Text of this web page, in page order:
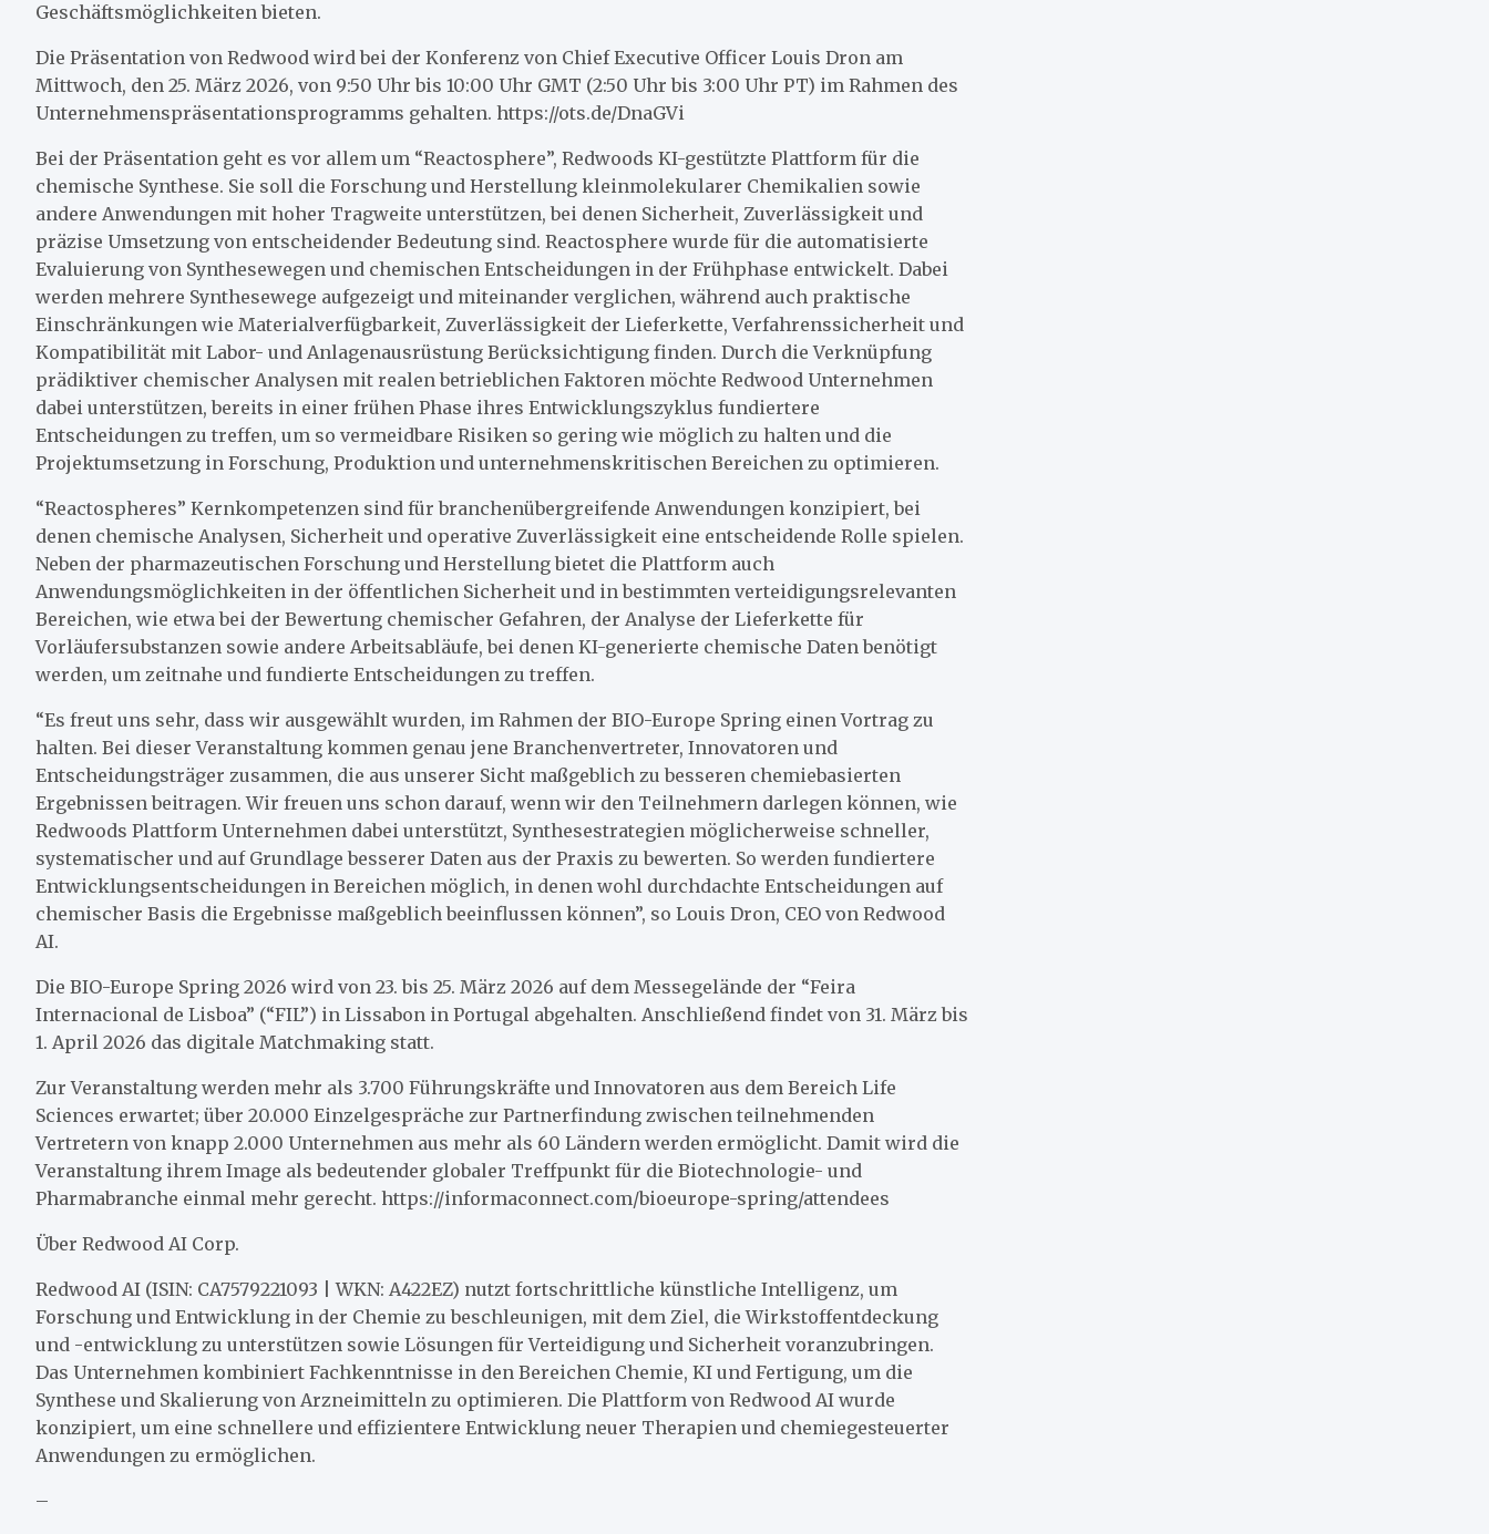
Geschäftsmöglichkeiten bieten.
Die Präsentation von Redwood wird bei der Konferenz von Chief Executive Officer Louis Dron am
Mittwoch, den 25. März 2026, von 9:50 Uhr bis 10:00 Uhr GMT (2:50 Uhr bis 3:00 Uhr PT) im Rahmen des
Unternehmenspräsentationsprogramms gehalten. https://ots.de/DnaGVi
Bei der Präsentation geht es vor allem um “Reactosphere”, Redwoods KI-gestützte Plattform für die
chemische Synthese. Sie soll die Forschung und Herstellung kleinmolekularer Chemikalien sowie
andere Anwendungen mit hoher Tragweite unterstützen, bei denen Sicherheit, Zuverlässigkeit und
präzise Umsetzung von entscheidender Bedeutung sind. Reactosphere wurde für die automatisierte
Evaluierung von Synthesewegen und chemischen Entscheidungen in der Frühphase entwickelt. Dabei
werden mehrere Synthesewege aufgezeigt und miteinander verglichen, während auch praktische
Einschränkungen wie Materialverfügbarkeit, Zuverlässigkeit der Lieferkette, Verfahrenssicherheit und
Kompatibilität mit Labor- und Anlagenausrüstung Berücksichtigung finden. Durch die Verknüpfung
prädiktiver chemischer Analysen mit realen betrieblichen Faktoren möchte Redwood Unternehmen
dabei unterstützen, bereits in einer frühen Phase ihres Entwicklungszyklus fundiertere
Entscheidungen zu treffen, um so vermeidbare Risiken so gering wie möglich zu halten und die
Projektumsetzung in Forschung, Produktion und unternehmenskritischen Bereichen zu optimieren.
“Reactospheres” Kernkompetenzen sind für branchenübergreifende Anwendungen konzipiert, bei
denen chemische Analysen, Sicherheit und operative Zuverlässigkeit eine entscheidende Rolle spielen.
Neben der pharmazeutischen Forschung und Herstellung bietet die Plattform auch
Anwendungsmöglichkeiten in der öffentlichen Sicherheit und in bestimmten verteidigungsrelevanten
Bereichen, wie etwa bei der Bewertung chemischer Gefahren, der Analyse der Lieferkette für
Vorläufersubstanzen sowie andere Arbeitsabläufe, bei denen KI-generierte chemische Daten benötigt
werden, um zeitnahe und fundierte Entscheidungen zu treffen.
“Es freut uns sehr, dass wir ausgewählt wurden, im Rahmen der BIO-Europe Spring einen Vortrag zu
halten. Bei dieser Veranstaltung kommen genau jene Branchenvertreter, Innovatoren und
Entscheidungsträger zusammen, die aus unserer Sicht maßgeblich zu besseren chemiebasierten
Ergebnissen beitragen. Wir freuen uns schon darauf, wenn wir den Teilnehmern darlegen können, wie
Redwoods Plattform Unternehmen dabei unterstützt, Synthesestrategien möglicherweise schneller,
systematischer und auf Grundlage besserer Daten aus der Praxis zu bewerten. So werden fundiertere
Entwicklungsentscheidungen in Bereichen möglich, in denen wohl durchdachte Entscheidungen auf
chemischer Basis die Ergebnisse maßgeblich beeinflussen können”, so Louis Dron, CEO von Redwood
AI.
Die BIO-Europe Spring 2026 wird von 23. bis 25. März 2026 auf dem Messegelände der “Feira
Internacional de Lisboa” (“FIL”) in Lissabon in Portugal abgehalten. Anschließend findet von 31. März bis
1. April 2026 das digitale Matchmaking statt.
Zur Veranstaltung werden mehr als 3.700 Führungskräfte und Innovatoren aus dem Bereich Life
Sciences erwartet; über 20.000 Einzelgespräche zur Partnerfindung zwischen teilnehmenden
Vertretern von knapp 2.000 Unternehmen aus mehr als 60 Ländern werden ermöglicht. Damit wird die
Veranstaltung ihrem Image als bedeutender globaler Treffpunkt für die Biotechnologie- und
Pharmabranche einmal mehr gerecht. https://informaconnect.com/bioeurope-spring/attendees
Über Redwood AI Corp.
Redwood AI (ISIN: CA7579221093 | WKN: A422EZ) nutzt fortschrittliche künstliche Intelligenz, um
Forschung und Entwicklung in der Chemie zu beschleunigen, mit dem Ziel, die Wirkstoffentdeckung
und -entwicklung zu unterstützen sowie Lösungen für Verteidigung und Sicherheit voranzubringen.
Das Unternehmen kombiniert Fachkenntnisse in den Bereichen Chemie, KI und Fertigung, um die
Synthese und Skalierung von Arzneimitteln zu optimieren. Die Plattform von Redwood AI wurde
konzipiert, um eine schnellere und effizientere Entwicklung neuer Therapien und chemiegesteuerter
Anwendungen zu ermöglichen.
–